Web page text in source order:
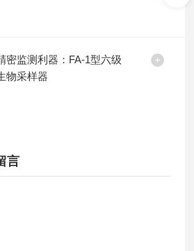
密监测利器：FA-1型六级
物采样器
言